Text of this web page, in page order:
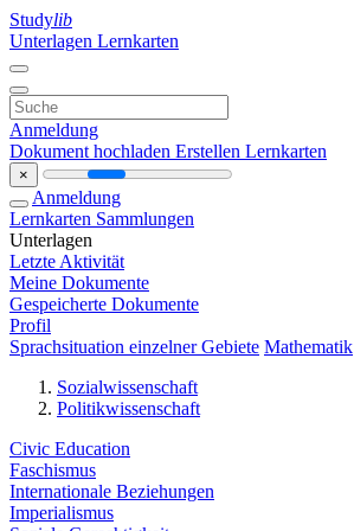
Studylib
Unterlagen Lernkarten
Anmeldung
Dokument hochladen Erstellen Lernkarten
×
Anmeldung
Lernkarten Sammlungen
Unterlagen
Letzte Aktivität
Meine Dokumente
Gespeicherte Dokumente
Profil
Sprachsituation einzelner Gebiete Mathematik
Sozialwissenschaft
Politikwissenschaft
Civic Education
Faschismus
Internationale Beziehungen
Imperialismus